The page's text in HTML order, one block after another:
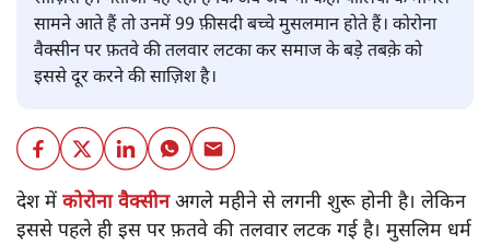
सामने आते हैं तो उनमें 99 फ़ीसदी बच्चे मुसलमान होते हैं। कोरोना
वैक्सीन पर फ़तवे की तलवार लटका कर समाज के बड़े तबक़े को
इससे दूर करने की साज़िश है।
देश में कोरोना वैक्सीनअगले महीने से लगनी शुरू होनी है। लेकिन
इससे पहले ही इस पर फ़तवे की तलवार लटक गई है। मुसलिम धर्म